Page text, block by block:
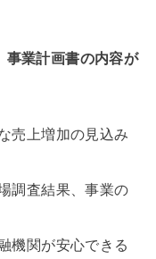
事業計画書の内容が
売上増加の見込み
調査結果、事業の
機関が安心できる